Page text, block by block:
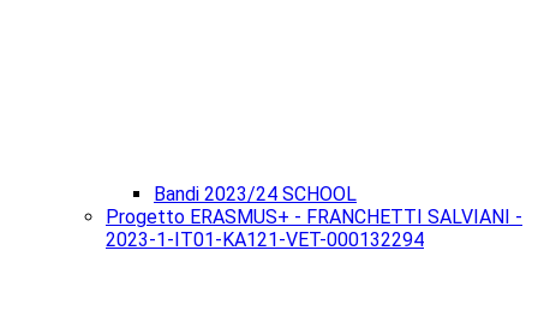
Bandi 2023/24 SCHOOL
Progetto ERASMUS+ - FRANCHETTI SALVIANI -
2023-1-IT01-KA121-VET-000132294